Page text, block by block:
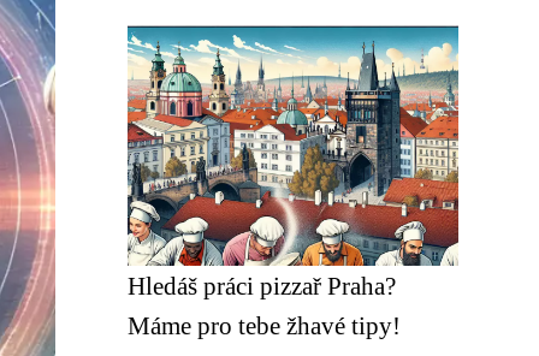
Hledáš práci pizzař Praha?
Máme pro tebe žhavé tipy!